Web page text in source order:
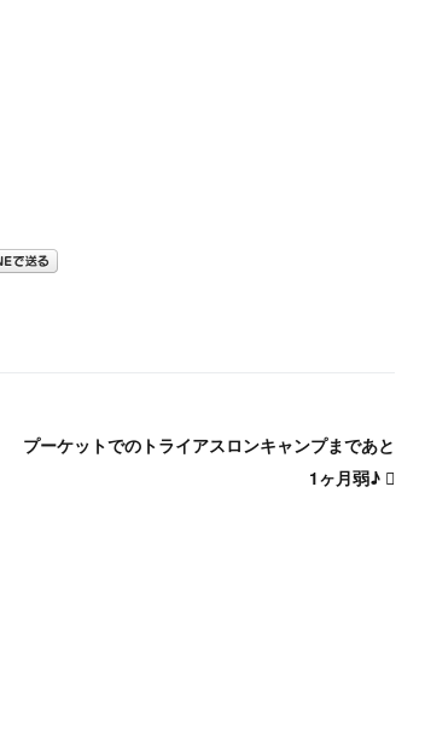
プーケットでのトライアスロンキャンプまであと
1ヶ月弱♪